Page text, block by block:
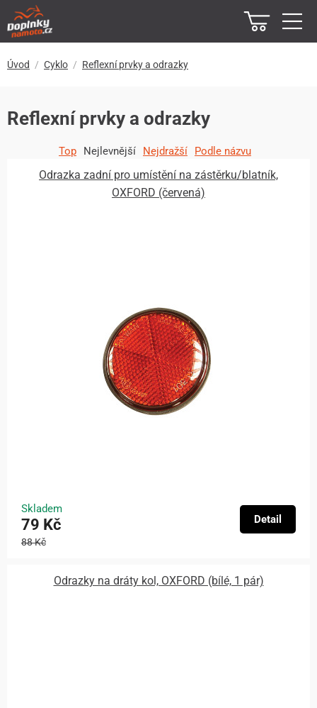
Úvod Cyklo Reflexní prvky a odrazky
Reflexní prvky a odrazky
Top Nejlevnější Nejdražší Podle názvu
Odrazka zadní pro umístění na zástěrku/blatník,
OXFORD (červená)
Skladem
79 Kč
88 Kč
Detail
Odrazky na dráty kol, OXFORD (bílé, 1 pár)